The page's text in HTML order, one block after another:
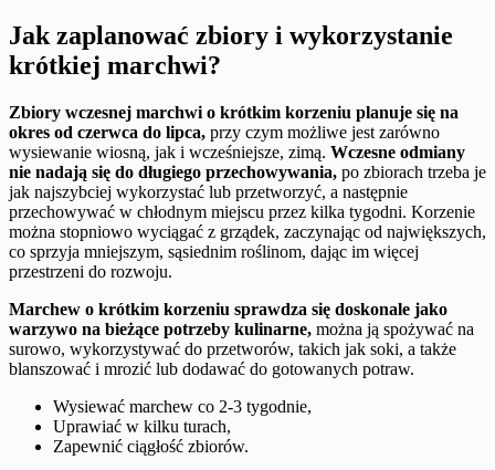
Jak zaplanować zbiory i wykorzystanie
krótkiej marchwi?
Zbiory wczesnej marchwi o krótkim korzeniu planuje się na
okres od czerwca do lipca, przy czym możliwe jest zarówno
wysiewanie wiosną, jak i wcześniejsze, zimą. Wczesne odmiany
nie nadają się do długiego przechowywania, po zbiorach trzeba je
jak najszybciej wykorzystać lub przetworzyć, a następnie
przechowywać w chłodnym miejscu przez kilka tygodni. Korzenie
można stopniowo wyciągać z grządek, zaczynając od największych,
co sprzyja mniejszym, sąsiednim roślinom, dając im więcej
przestrzeni do rozwoju.
Marchew o krótkim korzeniu sprawdza się doskonale jako
warzywo na bieżące potrzeby kulinarne, można ją spożywać na
surowo, wykorzystywać do przetworów, takich jak soki, a także
blanszować i mrozić lub dodawać do gotowanych potraw.
Wysiewać marchew co 2-3 tygodnie,
Uprawiać w kilku turach,
Zapewnić ciągłość zbiorów.